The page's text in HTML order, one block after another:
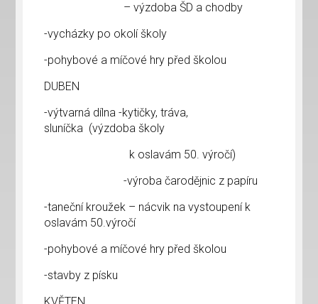
– výzdoba ŠD a chodby
-vycházky po okolí školy
-pohybové a míčové hry před školou
DUBEN
-výtvarná dílna -kytičky, tráva,
sluníčka (výzdoba školy
k oslavám 50. výročí)
-výroba čarodějnic z papíru
-taneční kroužek – nácvik na vystoupení k
oslavám 50.výročí
-pohybové a míčové hry před školou
-stavby z písku